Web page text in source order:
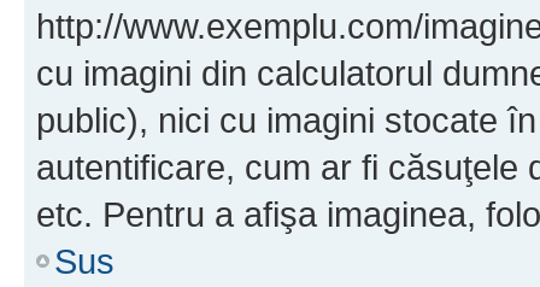
http://www.exemplu.com/
cu imagini din calculatorul
public), nici cu imagini stocate
autentificare, cum ar fi căsuţele
etc. Pentru a afişa imaginea,
Sus